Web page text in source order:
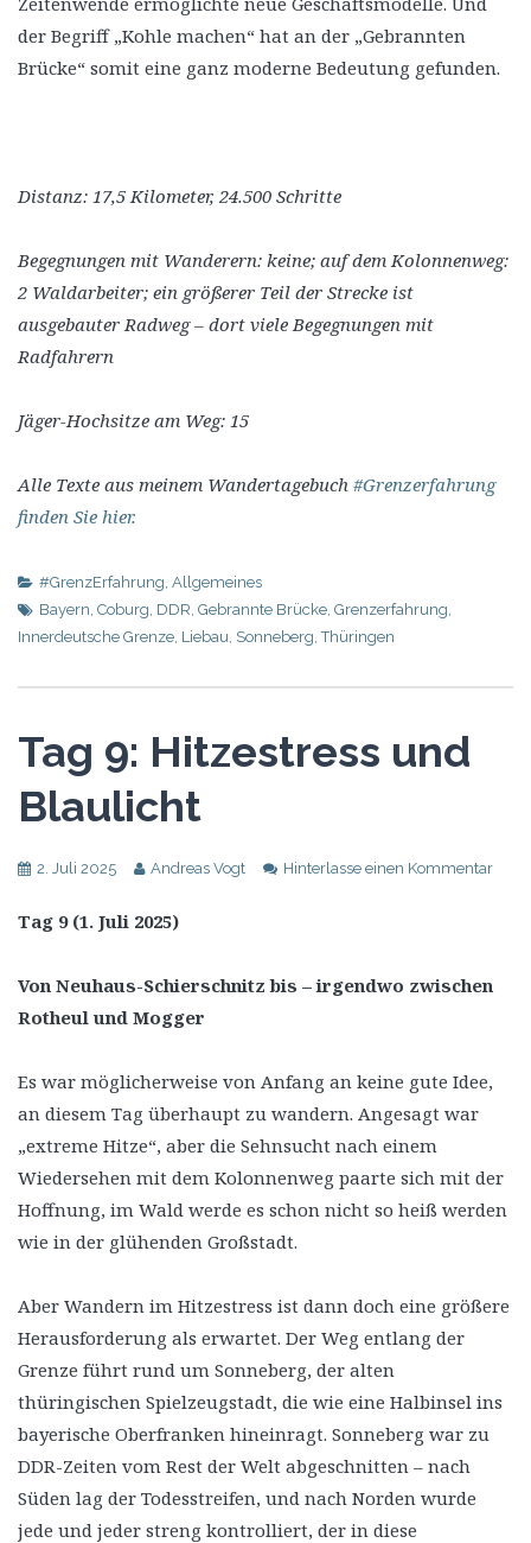
der Begriff „Kohle machen“ hat an der „Gebrannten
Brücke“ somit eine ganz moderne Bedeutung gefunden.
Distanz: 17,5 Kilometer, 24.500 Schritte
Begegnungen mit Wanderern: keine; auf dem Kolonnenweg:
2 Waldarbeiter; ein größerer Teil der Strecke ist
ausgebauter Radweg – dort viele Begegnungen mit
Radfahrern
Jäger-Hochsitze am Weg: 15
Alle Texte aus meinem Wandertagebuch #Grenzerfahrung
finden Sie hier.
#GrenzErfahrung Allgemeines
Bayern Coburg DDR Gebrannte Brücke Grenzerfahrung
Innerdeutsche Grenze Liebau Sonneberg ,Thüringen
Tag 9: Hitzestress und
Blaulicht
2. Juli 2025 Andreas Vogt Hinterlasse einen Kommentar
Tag 9 (1. Juli 2025)
Von Neuhaus-Schierschnitz bis – irgendwo zwischen
Rotheul und Mogger
Es war möglicherweise von Anfang an keine gute Idee,
an diesem Tag überhaupt zu wandern. Angesagt war
„extreme Hitze“, aber die Sehnsucht nach einem
Wiedersehen mit dem Kolonnenweg paarte sich mit der
Hoffnung, im Wald werde es schon nicht so heiß werden
wie in der glühenden Großstadt.
Aber Wandern im Hitzestress ist dann doch eine größere
Herausforderung als erwartet. Der Weg entlang der
Grenze führt rund um Sonneberg, der alten
thüringischen Spielzeugstadt, die wie eine Halbinsel ins
bayerische Oberfranken hineinragt. Sonneberg war zu
DDR-Zeiten vom Rest der Welt abgeschnitten – nach
Süden lag der Todesstreifen, und nach Norden wurde
jede und jeder streng kontrolliert, der in diese